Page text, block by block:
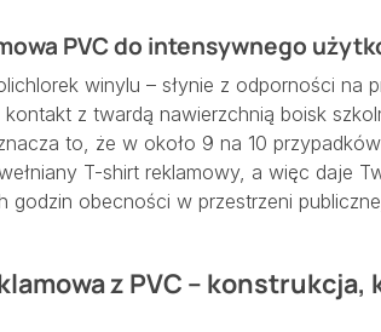
PVC do intensywnego
winylu – słynie z odporności na
kontakt z twardą nawierzchnią boisk
to, że w około 9 na 10
T-shirt reklamowy, a więc daje
godzin obecności w przestrzeni
z PVC – konstrukcja,